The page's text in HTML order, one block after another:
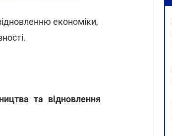
економіки,
та відновлення